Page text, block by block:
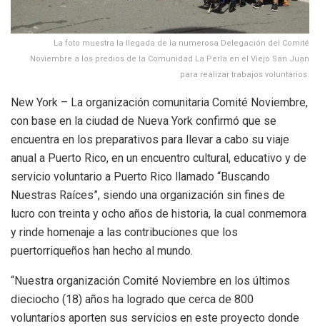
La foto muestra la llegada de la numerosa Delegación del Comité
Noviembre a los predios de la Comunidad La Perla en el Viejo San Juan
para realizar trabajos voluntarios.
New York – La organización comunitaria Comité Noviembre,
con base en la ciudad de Nueva York confirmó que se
encuentra en los preparativos para llevar a cabo su viaje
anual a Puerto Rico, en un encuentro cultural, educativo y de
servicio voluntario a Puerto Rico llamado “Buscando
Nuestras Raíces”, siendo una organización sin fines de
lucro con treinta y ocho años de historia, la cual conmemora
y rinde homenaje a las contribuciones que los
puertorriqueños han hecho al mundo.
“Nuestra organización Comité Noviembre en los últimos
dieciocho (18) años ha logrado que cerca de 800
voluntarios aporten sus servicios en este proyecto donde